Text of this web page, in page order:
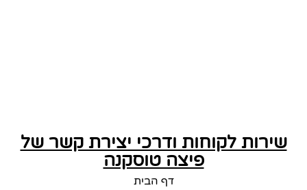
שירות לקוחות ודרכי יצירת קשר של
פיצה טוסקנה
דף הבית